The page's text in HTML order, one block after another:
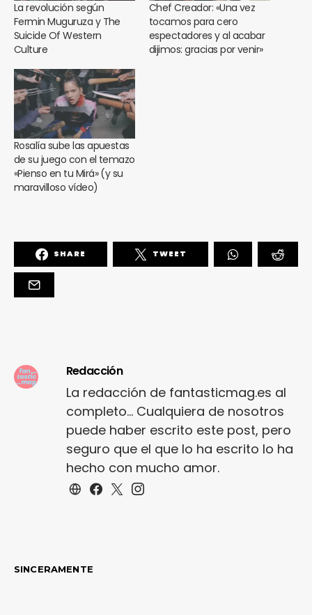
La revolución según
Fermin Muguruza y The
Suicide Of Western
Culture
Chef Creador: «Una vez
tocamos para cero
espectadores y al acabar
dijimos: gracias por venir»
Rosalía sube las apuestas
de su juego con el temazo
«Pienso en tu Mirá» (y su
maravilloso vídeo)
SHARE TWEET
Redacción
La redacción de fantasticmag.es al
completo... Cualquiera de nosotros
puede haber escrito este post, pero
seguro que el que lo ha escrito lo ha
hecho con mucho amor.
SINCERAMENTE